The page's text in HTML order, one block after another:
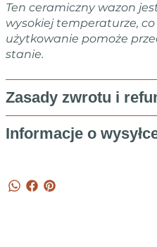
Ten ceramiczny wazon
wysokiej temperaturze,
użytkowanie pomoże
stanie.
Zasady zwrotu i
Informacje o